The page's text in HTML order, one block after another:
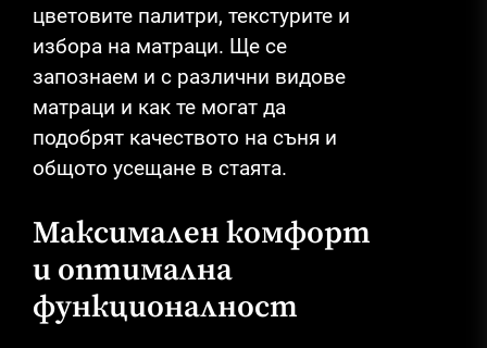
цветовите палитри, текстурите и
избора на матраци. Ще се
запознаем и с различни видове
матраци и как те могат да
подобрят качеството на съня и
общото усещане в стаята.
Максимален комфорт
и оптимална
функционалност